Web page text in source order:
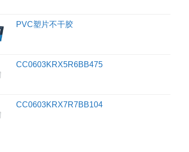
PVC塑片不干胶
CC0603KRX5R6BB475
CC0603KRX7R7BB104